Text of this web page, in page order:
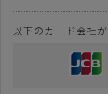
以下のカード会社